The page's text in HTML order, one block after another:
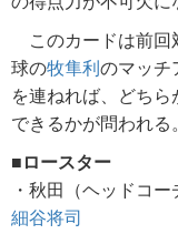
このカードは前回
球の牧隼利 のマッチ
を連ねれば、どち
できるかが問われる
■ロースター
・秋田（ヘッドコー
細谷将司